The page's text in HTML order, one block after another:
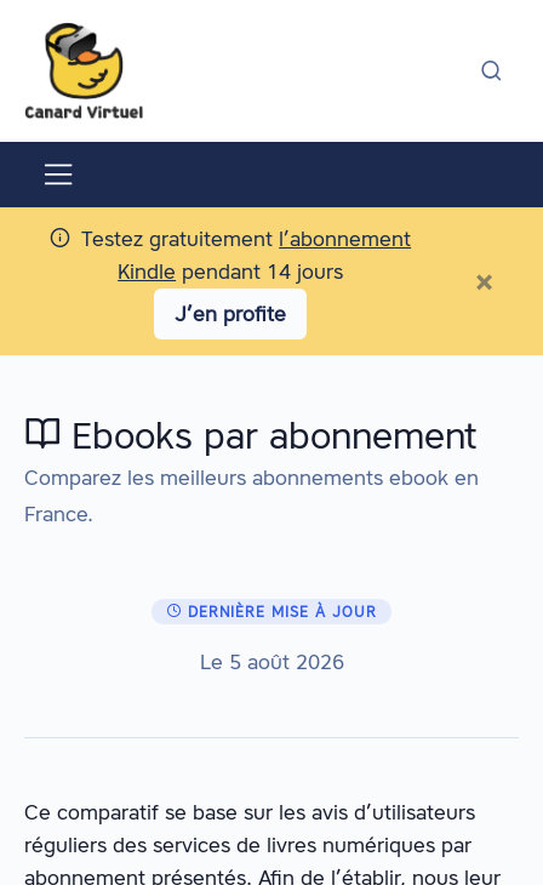
Testez gratuitement l’abonnement
Kindle pendant 14 jours
J’en profite
×
Ebooks par abonnement
Comparez les meilleurs abonnements ebook en
France.
DERNIÈRE MISE À JOUR
Le 5 août 2026
Ce comparatif se base sur les avis d’utilisateurs
réguliers des services de livres numériques par
abonnement présentés. Afin de l’établir, nous leur